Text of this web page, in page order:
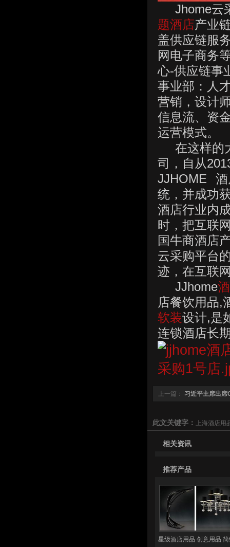
Jhome云
题酒店产业
盖供应链服
网电子商务
心-供应链事
事业部：人
营销，设计
信息流、资
运营模式。
在这样的
司，自从
JJHOME 酒
统，并成功
酒店行业内
时，把互联
国牛商酒店
云采购平台
迹，在互
JJhome
店餐饮用品,
软装设计,是
连锁酒店长
上一篇： 习近平主席出席
此文关键字： 上海酒店用
相关资讯
推荐产品
星级酒店用品 创意用品